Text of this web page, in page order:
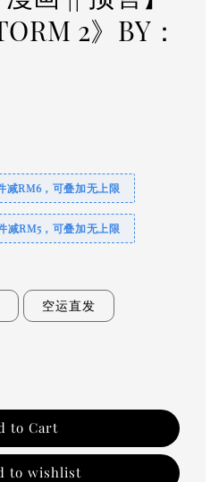
2》BY：
减RM6，可叠加无上限
减RM5，可叠加无上限
空运直发
to Cart
to wishlist